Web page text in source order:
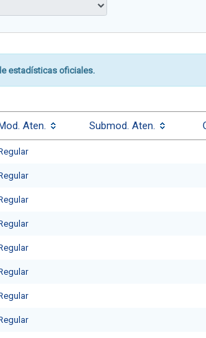
estadísticas oficiales.
Mod. Aten. Submod. Aten.